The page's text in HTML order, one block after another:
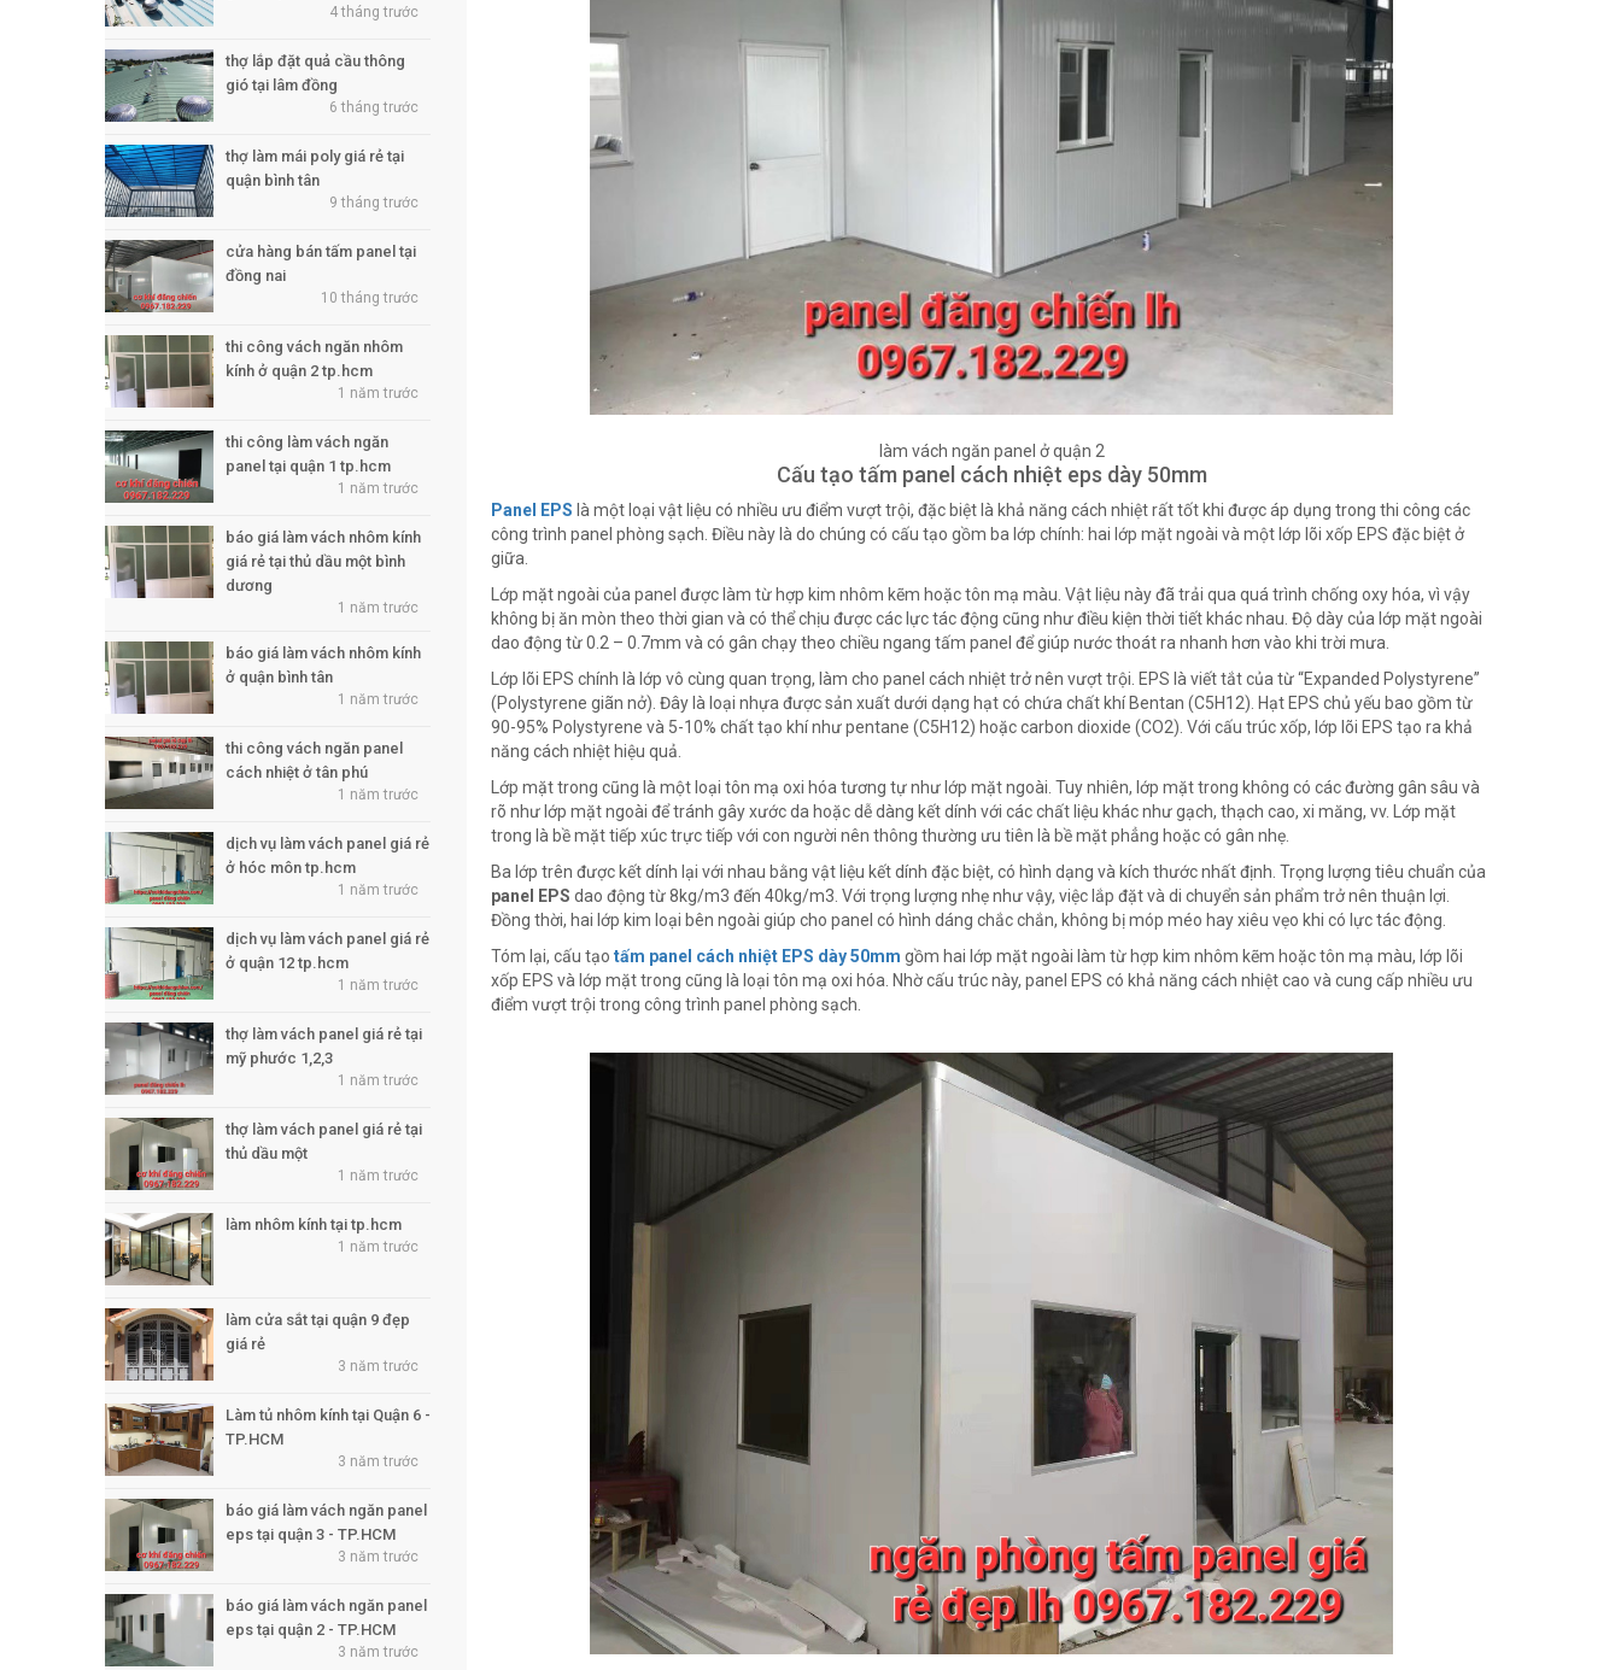
4 tháng trước
thợ lắp đặt quả cầu thông
gió tại lâm đồng
6 tháng trước
thợ làm mái poly giá rẻ tại
quận bình tân
9 tháng trước
cửa hàng bán tấm panel tại
đồng nai
10 tháng trước
thi công vách ngăn nhôm
kính ở quận 2 tp.hcm
1 năm trước
thi công làm vách ngăn
panel tại quận 1 tp.hcm
1 năm trước
báo giá làm vách nhôm kính
giá rẻ tại thủ dầu một bình
dương
1 năm trước
báo giá làm vách nhôm kính
ở quận bình tân
1 năm trước
thi công vách ngăn panel
cách nhiệt ở tân phú
1 năm trước
dịch vụ làm vách panel giá rẻ
ở hóc môn tp.hcm
1 năm trước
dịch vụ làm vách panel giá rẻ
ở quận 12 tp.hcm
1 năm trước
thợ làm vách panel giá rẻ tại
mỹ phước 1,2,3
1 năm trước
thợ làm vách panel giá rẻ tại
thủ dầu một
1 năm trước
làm nhôm kính tại tp.hcm
1 năm trước
làm cửa sắt tại quận 9 đẹp
giá rẻ
3 năm trước
Làm tủ nhôm kính tại Quận 6 -
TP.HCM
3 năm trước
báo giá làm vách ngăn panel
eps tại quận 3 - TP.HCM
3 năm trước
báo giá làm vách ngăn panel
eps tại quận 2 - TP.HCM
3 năm trước
làm vách ngăn panel ở quận 2
Cấu tạo tấm panel cách nhiệt eps dày 50mm
Panel EPS là một loại vật liệu có nhiều ưu điểm vượt trội, đặc biệt là khả năng cách nhiệt rất tốt khi được áp dụng trong thi công các
công trình panel phòng sạch. Điều này là do chúng có cấu tạo gồm ba lớp chính: hai lớp mặt ngoài và một lớp lõi xốp EPS đặc biệt ở
giữa.
Lớp mặt ngoài của panel được làm từ hợp kim nhôm kẽm hoặc tôn mạ màu. Vật liệu này đã trải qua quá trình chống oxy hóa, vì vậy
không bị ăn mòn theo thời gian và có thể chịu được các lực tác động cũng như điều kiện thời tiết khác nhau. Độ dày của lớp mặt ngoài
dao động từ 0.2 – 0.7mm và có gân chạy theo chiều ngang tấm panel để giúp nước thoát ra nhanh hơn vào khi trời mưa.
Lớp lõi EPS chính là lớp vô cùng quan trọng, làm cho panel cách nhiệt trở nên vượt trội. EPS là viết tắt của từ “Expanded Polystyrene”
(Polystyrene giãn nở). Đây là loại nhựa được sản xuất dưới dạng hạt có chứa chất khí Bentan (C5H12). Hạt EPS chủ yếu bao gồm từ
90-95% Polystyrene và 5-10% chất tạo khí như pentane (C5H12) hoặc carbon dioxide (CO2). Với cấu trúc xốp, lớp lõi EPS tạo ra khả
năng cách nhiệt hiệu quả.
Lớp mặt trong cũng là một loại tôn mạ oxi hóa tương tự như lớp mặt ngoài. Tuy nhiên, lớp mặt trong không có các đường gân sâu và
rõ như lớp mặt ngoài để tránh gây xước da hoặc dễ dàng kết dính với các chất liệu khác như gạch, thạch cao, xi măng, vv. Lớp mặt
trong là bề mặt tiếp xúc trực tiếp với con người nên thông thường ưu tiên là bề mặt phẳng hoặc có gân nhẹ.
Ba lớp trên được kết dính lại với nhau bằng vật liệu kết dính đặc biệt, có hình dạng và kích thước nhất định. Trọng lượng tiêu chuẩn của
panel EPS dao động từ 8kg/m3 đến 40kg/m3. Với trọng lượng nhẹ như vậy, việc lắp đặt và di chuyển sản phẩm trở nên thuận lợi.
Đồng thời, hai lớp kim loại bên ngoài giúp cho panel có hình dáng chắc chắn, không bị móp méo hay xiêu vẹo khi có lực tác động.
Tóm lại, cấu tạo tấm panel cách nhiệt EPS dày 50mm gồm hai lớp mặt ngoài làm từ hợp kim nhôm kẽm hoặc tôn mạ màu, lớp lõi
xốp EPS và lớp mặt trong cũng là loại tôn mạ oxi hóa. Nhờ cấu trúc này, panel EPS có khả năng cách nhiệt cao và cung cấp nhiều ưu
điểm vượt trội trong công trình panel phòng sạch.